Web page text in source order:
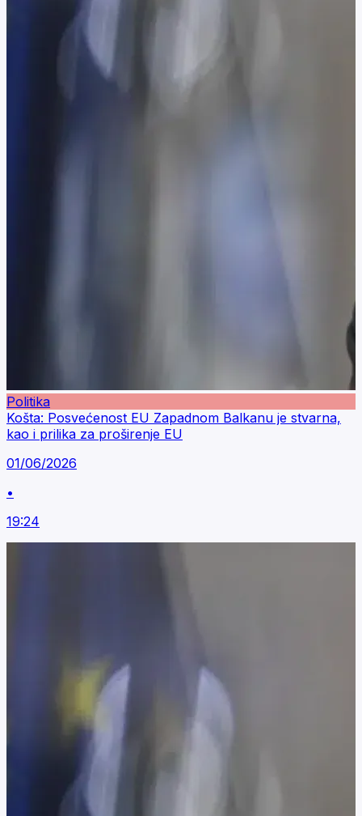
Politika
Košta: Posvećenost EU Zapadnom Balkanu je stvarna,
kao i prilika za proširenje EU
01/06/2026
•
19:24